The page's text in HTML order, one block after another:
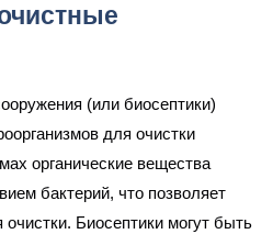
(или биосептики)
для очистки
органические вещества
бактерий, что позволяет
очистки. Биосептики могут быть